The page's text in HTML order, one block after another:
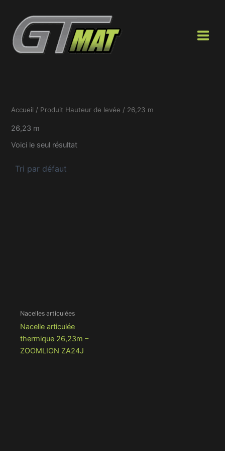
contenu
Accueil / Produit Hauteur de levée / 26,23 m
26,23 m
Voici le seul résultat
Nacelles articulées
Nacelle articulée
thermique 26,23m –
ZOOMLION ZA24J